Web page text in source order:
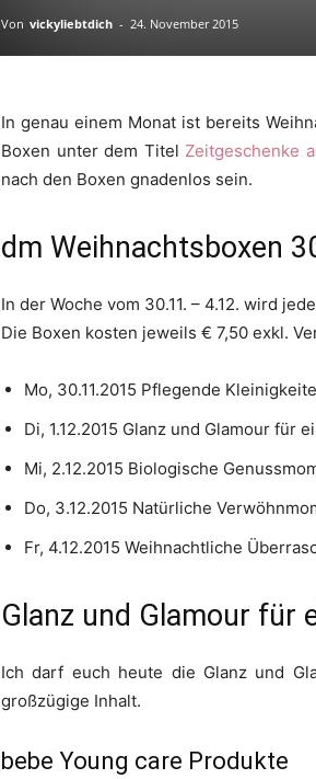
Von vickyliebtdich - 24. November 2015
In genau einem Monat ist bereits
Boxen unter dem Titel Zeitgeschenke
nach den Boxen gnadenlos sein.
dm Weihnachtsboxen
In der Woche vom 30.11. – 4.12. wird
Die Boxen kosten jeweils € 7,50 exkl.
Mo, 30.11.2015 Pflegende
Di, 1.12.2015 Glanz und Glamour für
Mi, 2.12.2015 Biologische
Do, 3.12.2015 Natürliche
Fr, 4.12.2015 Weihnachtliche
Glanz und Glamour für
Ich darf euch heute die Glanz und
großzügige Inhalt.
bebe Young care Produkte